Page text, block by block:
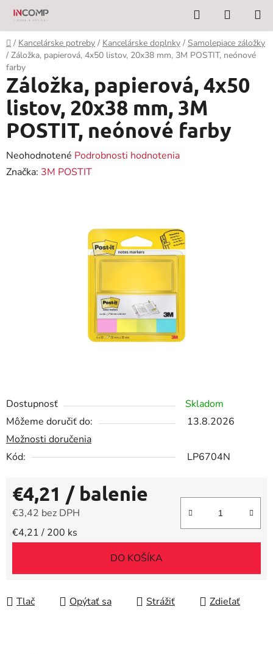
Prejsť
obsah
Hľadať
KOŠÍK
Domov
/ Kancelárske potreby / Kancelárske doplnky / Samolepiace záložky
/ Záložka, papierová, 4x50 listov, 20x38 mm, 3M POSTIT, neónové
farby
Dostupnosť
Skladom
Môžeme doručiť do:
13.8.2026
Možnosti doručenia
Kód:
LP6704N
€4,21 / balenie
€3,42 bez DPH
Jednotková cena:
€4,21 / 200 ks
DO KOŠÍKA
Tlač Opýtať sa Strážiť Zdieľať
Záložka, papierová, 4x50
listov, 20x38 mm, 3M
POSTIT, neónové farby
Priemerné
hodnotenie
Neohodnotené Podrobnosti hodnotenia
Značka: 3M POSTIT